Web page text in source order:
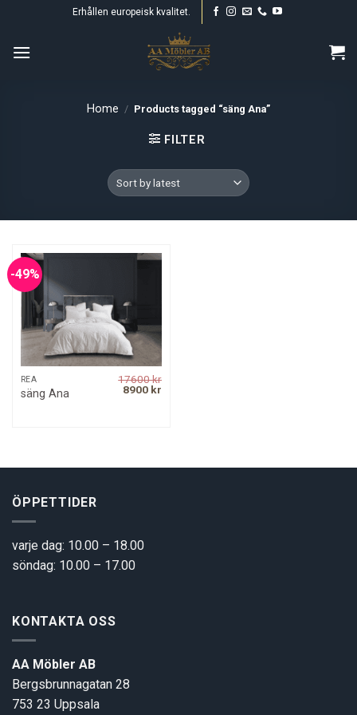
content
Erhållen europeisk kvalitet.
Home / Products tagged “säng Ana”
FILTER
-49%
REA
säng Ana
17600kr
Original
8900 kr
ÖPPETTIDER
varje dag: 10.00 – 18.00
söndag: 10.00 – 17.00
KONTAKTA OSS
AA Möbler AB
Bergsbrunnagatan 28
753 23 Uppsala